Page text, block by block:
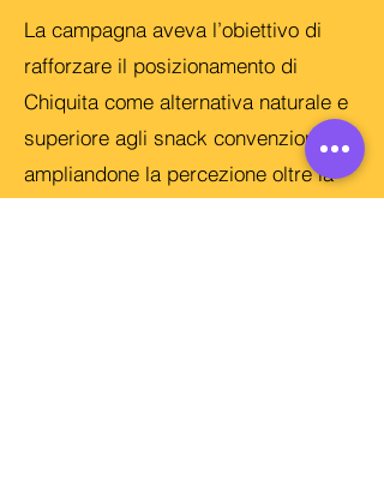
La campagna aveva l’obiettivo di
rafforzare il posizionamento di
Chiquita come alternativa naturale e
superiore agli snack convenzionali,
ampliandone la percezione oltre la